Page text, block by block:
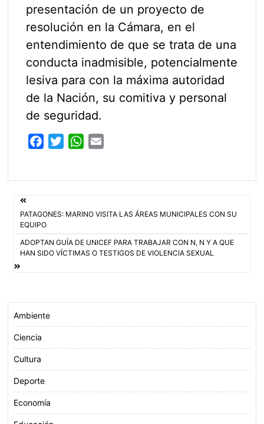
presentación de un proyecto de
resolución en la Cámara, en el
entendimiento de que se trata de una
conducta inadmisible, potencialmente
lesiva para con la máxima autoridad
de la Nación, su comitiva y personal
de seguridad.
o
k
e
W
A
p
Navegación
de
entradas
PATAGONES: MARINO VISITA LAS ÁREAS MUNICIPALES CON SU
EQUIPO
ADOPTAN GUÍA DE UNICEF PARA TRABAJAR CON N, N Y A QUE
HAN SIDO VÍCTIMAS O TESTIGOS DE VIOLENCIA SEXUAL
Ambiente
Ciencia
Cultura
Deporte
Economía